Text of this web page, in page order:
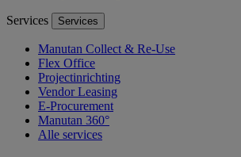
Services Services
Manutan Collect & Re-Use
Flex Office
Projectinrichting
Vendor Leasing
E-Procurement
Manutan 360°
Alle services